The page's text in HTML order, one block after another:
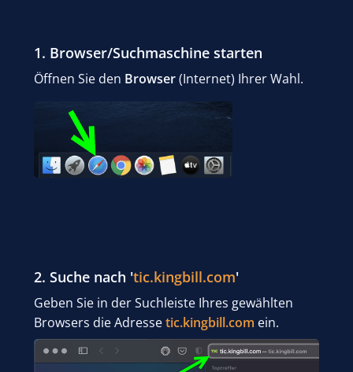
1. Browser/Suchmaschine starten
Öffnen Sie den Browser(Internet) Ihrer Wahl.
2. Suche nach 'tic.kingbill.com'
Geben Sie in der Suchleiste Ihres gewählten
Browsers die Adressetic.kingbill.com ein.